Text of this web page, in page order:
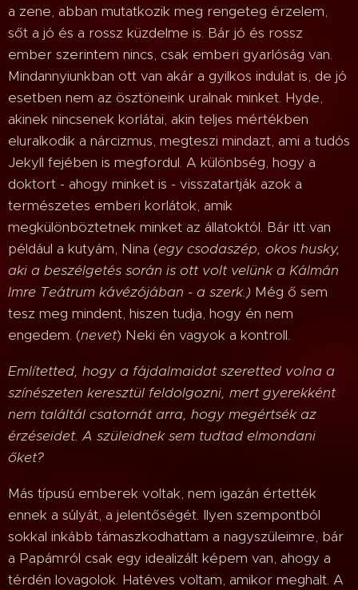
a zene, abban mutatkozik meg rengeteg érzelem,
sőt a jó és a rossz küzdelme is. Bár jó és rossz
ember szerintem nincs, csak emberi gyarlóság van.
Mindannyiunkban ott van akár a gyilkos indulat is, de jó
esetben nem az ösztöneink uralnak minket. Hyde,
akinek nincsenek korlátai, akin teljes mértékben
eluralkodik a nárcizmus, megteszi mindazt, ami a tudós
Jekyll fejében is megfordul. A különbség, hogy a
doktort - ahogy minket is - visszatartják azok a
természetes emberi korlátok, amik
megkülönböztetnek minket az állatoktól. Bár itt van
például a kutyám, Nina (egy csodaszép, okos husky,
aki a beszélgetés során is ott volt velünk a Kálmán
Imre Teátrum kávézójában - a szerk.) Még ő sem
tesz meg mindent, hiszen tudja, hogy én nem
engedem. (nevet) Neki én vagyok a kontroll.
Említetted, hogy a fájdalmaidat szeretted volna a
színészeten keresztül feldolgozni, mert gyerekként
nem találtál csatornát arra, hogy megértsék az
érzéseidet. A szüleidnek sem tudtad elmondani
őket?
Más típusú emberek voltak, nem igazán értették
ennek a súlyát, a jelentőségét. Ilyen szempontból
sokkal inkább támaszkodhattam a nagyszüleimre, bár
a Papámról csak egy idealizált képem van, ahogy a
térdén lovagolok. Hatéves voltam, amikor meghalt. A